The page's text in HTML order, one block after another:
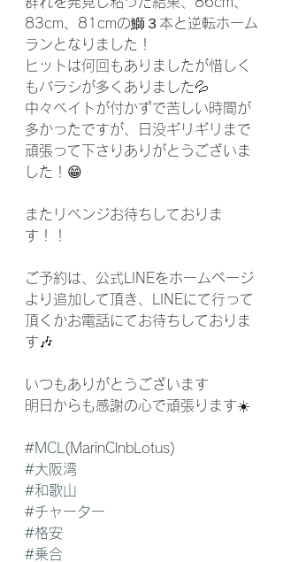
83cm、81cmの鰤３本と逆転ホーム
ランとなりました！
ヒットは何回もありましたが惜しく
もバラシが多くありました💦
中々ベイトが付かずで苦しい時間が
多かったですが、日没ギリギリまで
頑張って下さりありがとうございま
した！😁
またリベンジお待ちしておりま
す！！
ご予約は、公式LINEをホームページ
より追加して頂き、LINEにて行って
頂くかお電話にてお待ちしておりま
す🎶
いつもありがとうございます
明日からも感謝の心で頑張ります☀️
#MCL (MarinClnbLotus)
#大阪湾
#和歌山
#チャーター
#格安
#乗合